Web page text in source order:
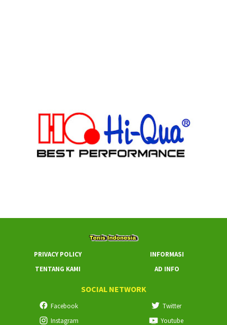
PRIVACY POLICY
INFORMASI
TENTANG KAMI
AD INFO
SOCIAL NETWORK
Facebook
Twitter
Instagram
Youtube